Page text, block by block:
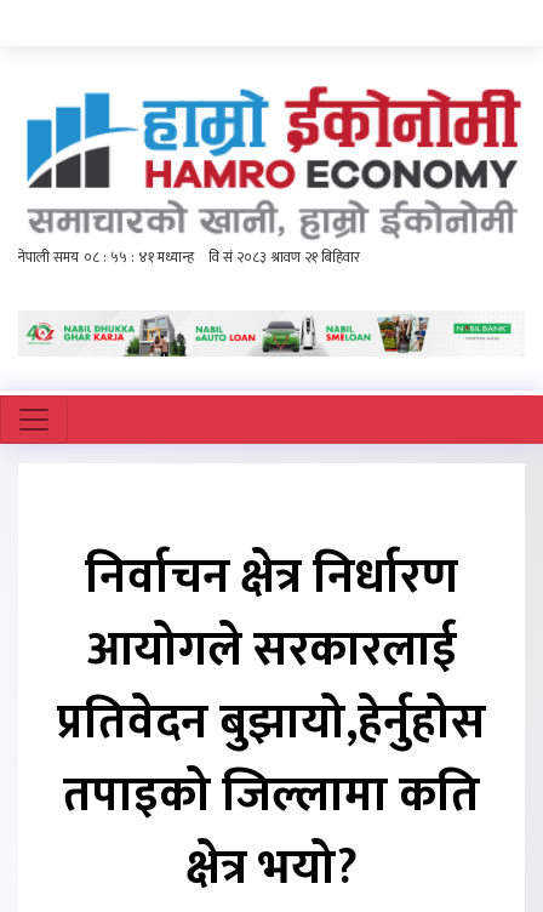
निर्वाचन क्षेत्र निर्धारण
आयोगले सरकारलाई
प्रतिवेदन बुझायो,हेर्नुहोस
तपाइको जिल्लामा कति
क्षेत्र भयो?